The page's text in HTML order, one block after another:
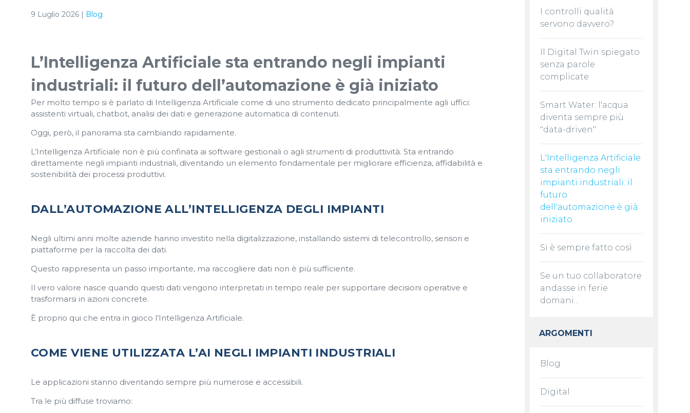
9 Luglio 2026 | Blog
L’Intelligenza Artificiale sta entrando negli impianti
industriali: il futuro dell’automazione è già iniziato
Per molto tempo si è parlato di Intelligenza Artificiale come di uno strumento dedicato principalmente agli uffici:
assistenti virtuali, chatbot, analisi dei dati e generazione automatica di contenuti.
Oggi, però, il panorama sta cambiando rapidamente.
L’Intelligenza Artificiale non è più confinata ai software gestionali o agli strumenti di produttività. Sta entrando
direttamente negli impianti industriali, diventando un elemento fondamentale per migliorare efficienza, affidabilità e
sostenibilità dei processi produttivi.
DALL’AUTOMAZIONE ALL’INTELLIGENZA DEGLI IMPIANTI
Negli ultimi anni molte aziende hanno investito nella digitalizzazione, installando sistemi di telecontrollo, sensori e
piattaforme per la raccolta dei dati.
Questo rappresenta un passo importante, ma raccogliere dati non è più sufficiente.
Il vero valore nasce quando questi dati vengono interpretati in tempo reale per supportare decisioni operative e
trasformarsi in azioni concrete.
È proprio qui che entra in gioco l’Intelligenza Artificiale.
COME VIENE UTILIZZATA L’AI NEGLI IMPIANTI INDUSTRIALI
Le applicazioni stanno diventando sempre più numerose e accessibili.
Tra le più diffuse troviamo:
I controlli qualità
servono davvero?
Il Digital Twin spiegato
senza parole
complicate
Smart Water: l'acqua
diventa sempre più
"data-driven"
L'Intelligenza Artificiale
sta entrando negli
impianti industriali: il
futuro
dell'automazione è già
iniziato
Si è sempre fatto così
Se un tuo collaboratore
andasse in ferie
domani...
ARGOMENTI
Blog
Digital